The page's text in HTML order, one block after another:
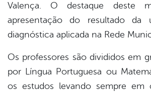
Valença. O destaque deste
apresentação do resultado da
diagnóstica aplicada na Rede
Os professores são divididos em
por Língua Portuguesa ou
os estudos levando sempre em